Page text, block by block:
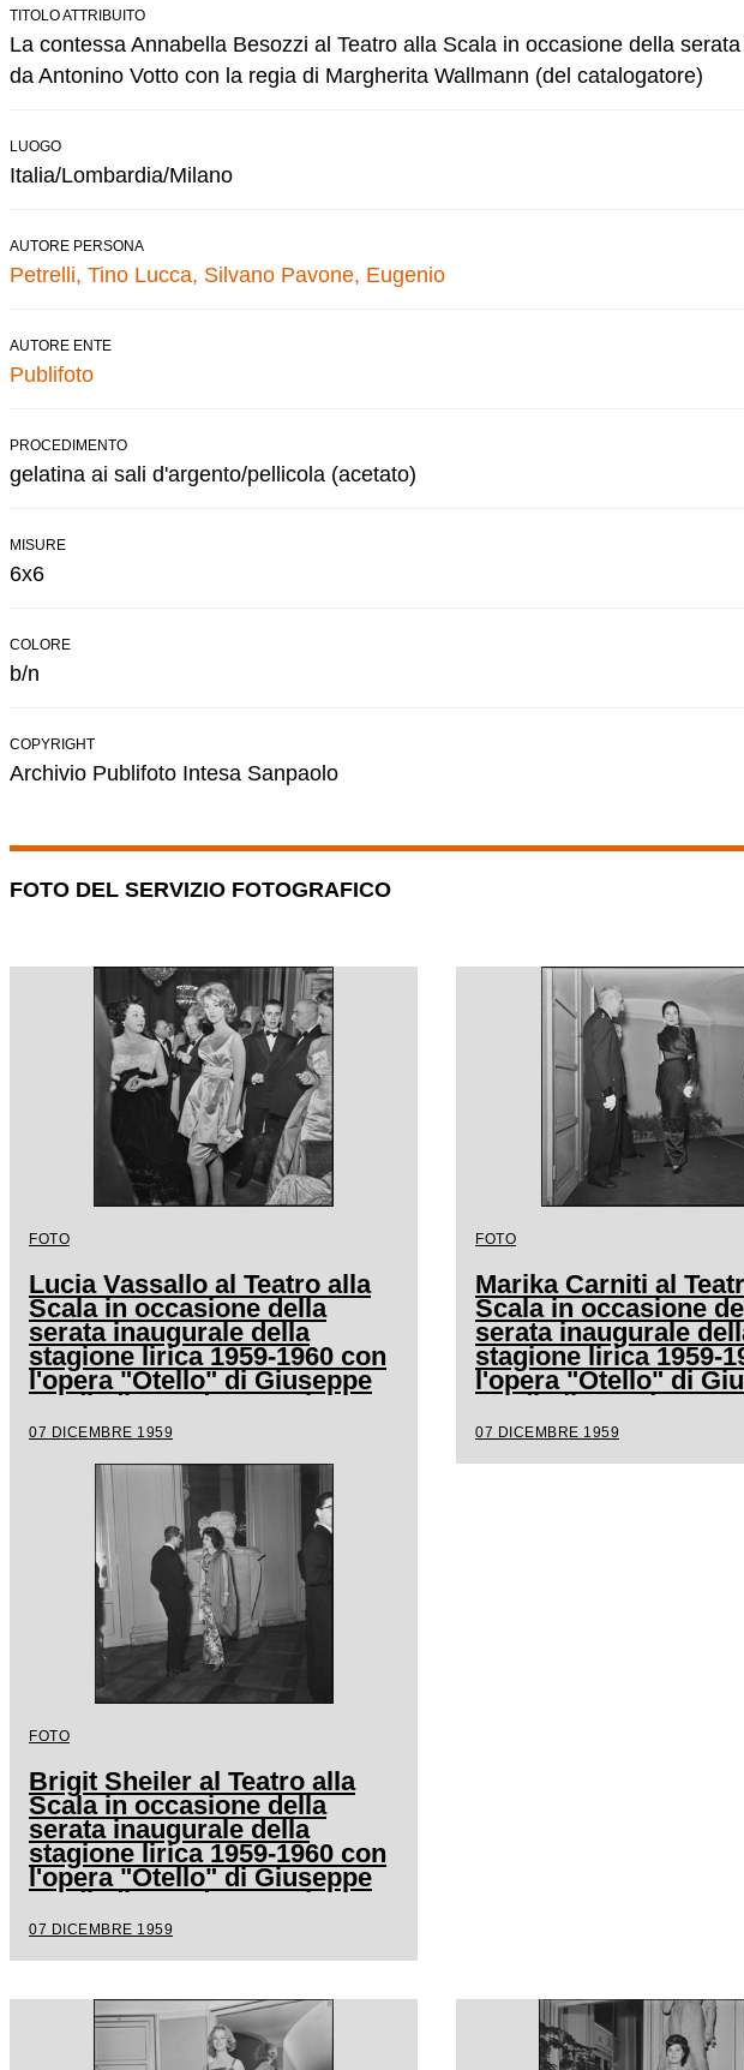
TITOLO ATTRIBUITO
La contessa Annabella Besozzi al Teatro alla Scala in occasione della
da Antonino Votto con la regia di Margherita Wallmann (del catalogatore)
LUOGO
Italia/Lombardia/Milano
AUTORE PERSONA
Petrelli, Tino Lucca, Silvano Pavone, Eugenio
AUTORE ENTE
Publifoto
PROCEDIMENTO
gelatina ai sali d'argento/pellicola (acetato)
MISURE
6x6
COLORE
b/n
COPYRIGHT
Archivio Publifoto Intesa Sanpaolo
FOTO DEL SERVIZIO FOTOGRAFICO
FOTO
Lucia Vassallo al Teatro alla
Scala in occasione della
serata inaugurale della
stagione lirica 1959-1960 con
l'opera "Otello" di Giuseppe
Verdi, diretta da Antonino
Votto con la regia di
07 DICEMBRE 1959
FOTO
Marika Carniti al
Scala in occasione
serata inaugurale
stagione lirica 1959-
l'opera "Otello" di
Verdi, diretta da
Votto con la regia di
07 DICEMBRE 1959
FOTO
Brigit Sheiler al Teatro alla
Scala in occasione della
serata inaugurale della
stagione lirica 1959-1960 con
l'opera "Otello" di Giuseppe
Verdi, diretta da Antonino
Votto con la regia di
07 DICEMBRE 1959